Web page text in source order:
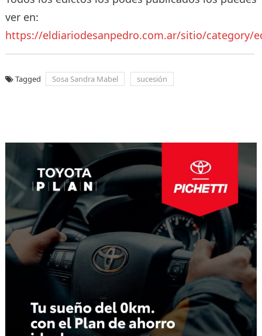
ver en:
https://eldiariodesanpedro.com.ar/sitio/category/
Tagged Sosa Sandra Mabel sucesión
entradas